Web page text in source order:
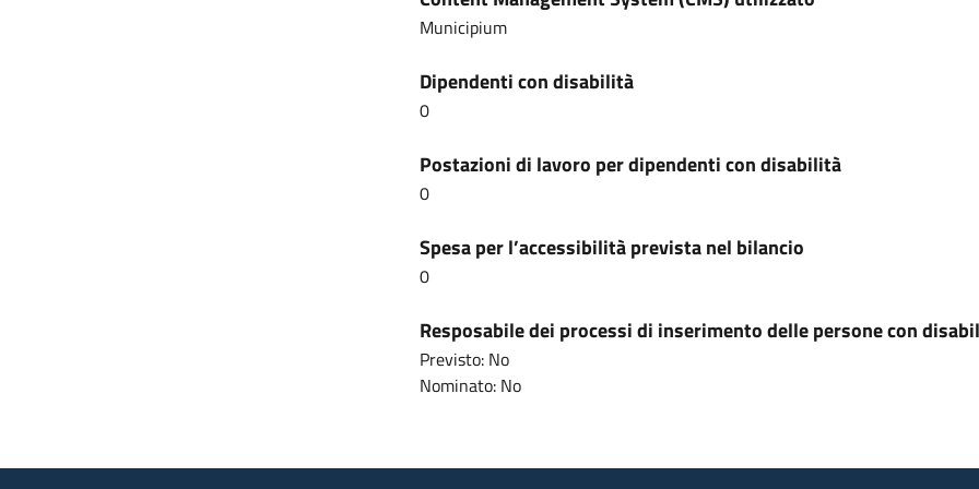
Municipium
Dipendenti con disabilità
0
Postazioni di lavoro per dipendenti con disabilità
0
Spesa per l’accessibilità prevista nel bilancio
0
Resposabile dei processi di inserimento delle persone con
Previsto: No
Nominato: No